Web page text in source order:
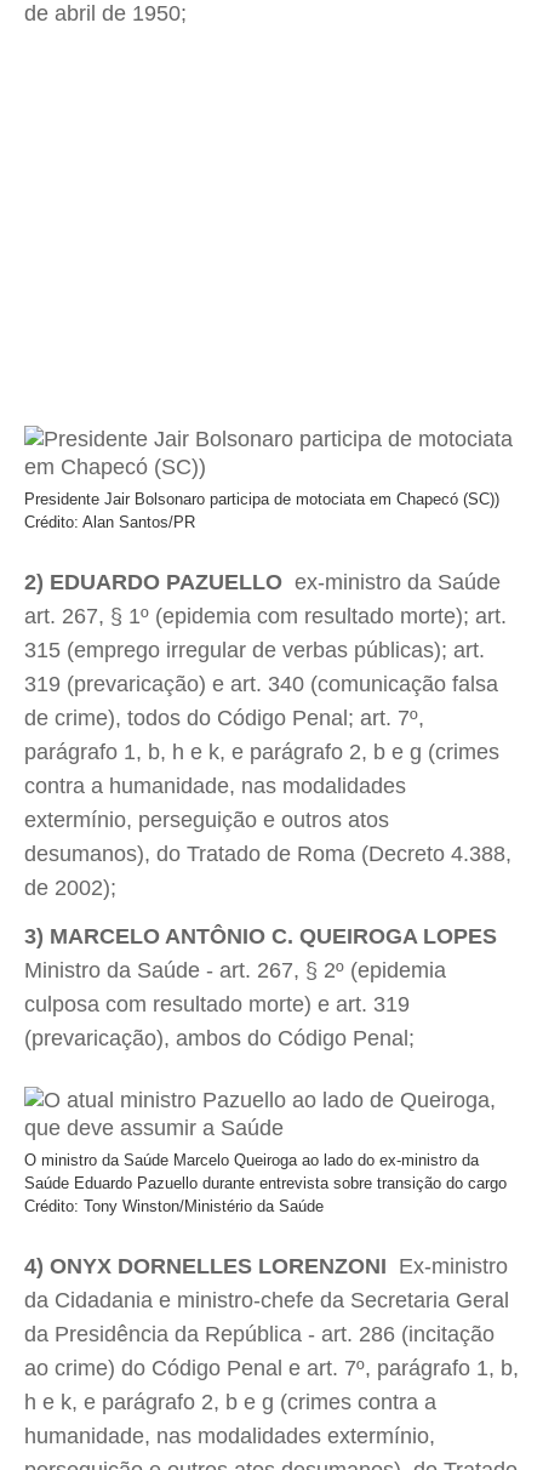
de abril de 1950;
Presidente Jair Bolsonaro participa de motociata em Chapecó (SC))
Crédito: Alan Santos/PR
2) EDUARDO PAZUELLO  ex-ministro da Saúde
art. 267, § 1º (epidemia com resultado morte); art.
315 (emprego irregular de verbas públicas); art.
319 (prevaricação) e art. 340 (comunicação falsa
de crime), todos do Código Penal; art. 7º,
parágrafo 1, b, h e k, e parágrafo 2, b e g (crimes
contra a humanidade, nas modalidades
extermínio, perseguição e outros atos
desumanos), do Tratado de Roma (Decreto 4.388,
de 2002);
3) MARCELO ANTÔNIO C. QUEIROGA LOPES
Ministro da Saúde - art. 267, § 2º (epidemia
culposa com resultado morte) e art. 319
(prevaricação), ambos do Código Penal;
O ministro da Saúde Marcelo Queiroga ao lado do ex-ministro da
Saúde Eduardo Pazuello durante entrevista sobre transição do cargo
Crédito: Tony Winston/Ministério da Saúde
4) ONYX DORNELLES LORENZONI  Ex-ministro
da Cidadania e ministro-chefe da Secretaria Geral
da Presidência da República - art. 286 (incitação
ao crime) do Código Penal e art. 7º, parágrafo 1, b,
h e k, e parágrafo 2, b e g (crimes contra a
humanidade, nas modalidades extermínio,